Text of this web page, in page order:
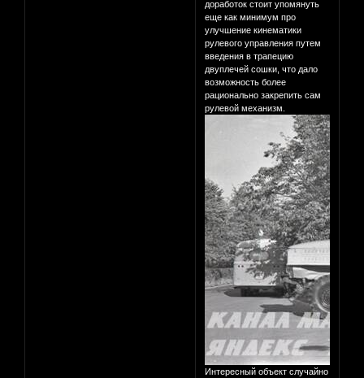
доработок стоит упомянуть
еще как минимум про
улучшение кинематики
рулевого управления путем
введения в трапецию
двуплечей сошки, что дало
возможность более
рационально закрепить сам
рулевой механизм.
Интересный объект случайно